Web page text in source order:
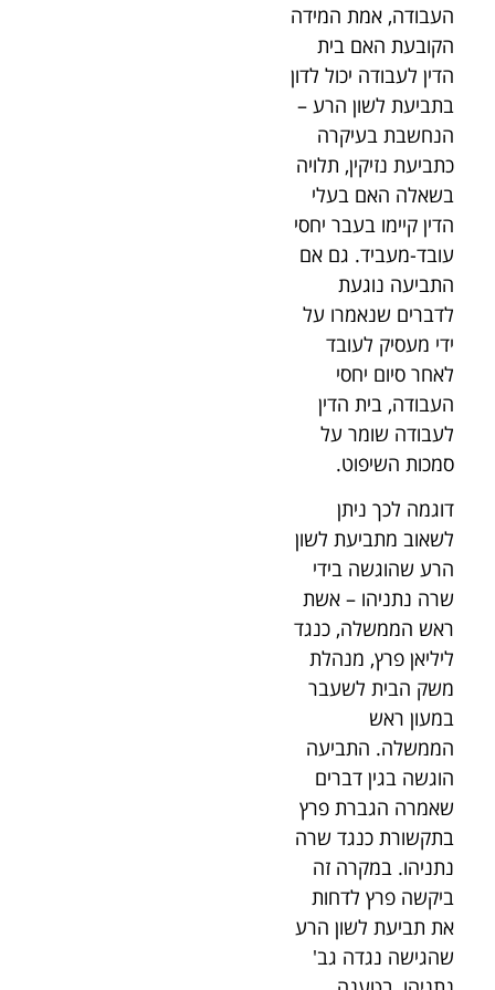
העבודה, אמת המידה
הקובעת האם בית
הדין לעבודה יכול לדון
בתביעת לשון הרע –
הנחשבת בעיקרה
כתביעת נזיקין, תלויה
בשאלה האם בעלי
הדין קיימו בעבר יחסי
עובד-מעביד. גם אם
התביעה נוגעת
לדברים שנאמרו על
ידי מעסיק לעובד
לאחר סיום יחסי
העבודה, בית הדין
לעבודה שומר על
סמכות השיפוט.
דוגמה לכך ניתן
לשאוב מתביעת לשון
הרע שהוגשה בידי
שרה נתניהו – אשת
ראש הממשלה, כנגד
ליליאן פרץ, מנהלת
משק הבית לשעבר
במעון ראש
הממשלה. התביעה
הוגשה בגין דברים
שאמרה הגברת פרץ
בתקשורת כנגד שרה
נתניהו. במקרה זה
ביקשה פרץ לדחות
את תביעת לשון הרע
שהגישה נגדה גב'